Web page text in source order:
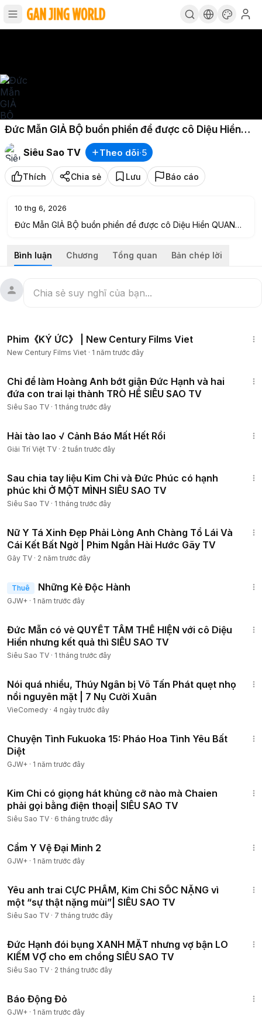
Đức Mẫn GIẢ BỘ buồn phiền để được cô Diệu Hiền
QUAN TÂM SIÊU SAO TV
Siêu Sao TV
Theo dõi·5
Thích Chia sẻ Lưu Báo cáo
10 thg 6, 2026
Đức Mẫn GIẢ BỘ buồn phiền để được cô Diệu Hiền QUAN
Bình luận
Chương Tổng quan Bản chép lời
Phim《KÝ ỨC》 | New Century Films Viet
New Century Films Viet · 1 năm trước đây
Chỉ để làm Hoàng Anh bớt giận Đức Hạnh và hai
đứa con trai lại thành TRÒ HỀ SIÊU SAO TV
Siêu Sao TV · 1 tháng trước đây
Hài tào lao √ Cảnh Báo Mất Hết Rồi
Giải Trí Việt TV · 2 tuần trước đây
Sau chia tay liệu Kim Chi và Đức Phúc có hạnh
phúc khi Ở MỘT MÌNH SIÊU SAO TV
Siêu Sao TV · 1 tháng trước đây
Nữ Y Tá Xinh Đẹp Phải Lòng Anh Chàng Tổ Lái Và
Cái Kết Bất Ngờ | Phim Ngắn Hài Hước Gãy TV
Gãy TV · 2 năm trước đây
Thuê Những Kẻ Độc Hành
GJW+ · 1 năm trước đây
Đức Mẫn có vẻ QUYẾT TÂM THỂ HIỆN với cô Diệu
Hiền nhưng kết quả thì SIÊU SAO TV
Siêu Sao TV · 1 tháng trước đây
Nói quá nhiều, Thúy Ngân bị Võ Tấn Phát quẹt nhọ
nồi nguyên mặt | 7 Nụ Cười Xuân
VieComedy · 4 ngày trước đây
Chuyện Tình Fukuoka 15: Pháo Hoa Tình Yêu Bất
Diệt
GJW+ · 1 năm trước đây
Kim Chi có giọng hát khủng cỡ nào mà Chaien
phải gọi bằng điện thoại| SIÊU SAO TV
Siêu Sao TV · 6 tháng trước đây
Cẩm Y Vệ Đại Minh 2
GJW+ · 1 năm trước đây
Yêu anh trai CỰC PHẨM, Kim Chi SỐC NẶNG vì
một “sự thật nặng mùi”| SIÊU SAO TV
Siêu Sao TV · 7 tháng trước đây
Đức Hạnh đói bụng XANH MẶT nhưng vợ bận LO
KIẾM VỢ cho em chồng SIÊU SAO TV
Siêu Sao TV · 2 tháng trước đây
Báo Động Đỏ
GJW+ · 1 năm trước đây